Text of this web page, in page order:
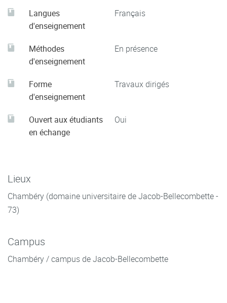
TROUILLON Jean-Louis, 2010,
spécialité, Presses Universitaires de Perpignan
YALA Amina, 2007, L'anglais juridique
Langues
d'enseignement
Français
Méthodes
d'enseignement
En présence
Forme
d'enseignement
Travaux dirigés
Ouvert aux étudiants
en échange
Oui
Lieux
Chambéry (domaine universitaire de Jacob-Bellecombette -
73)
Campus
Chambéry / campus de Jacob-Bellecombette